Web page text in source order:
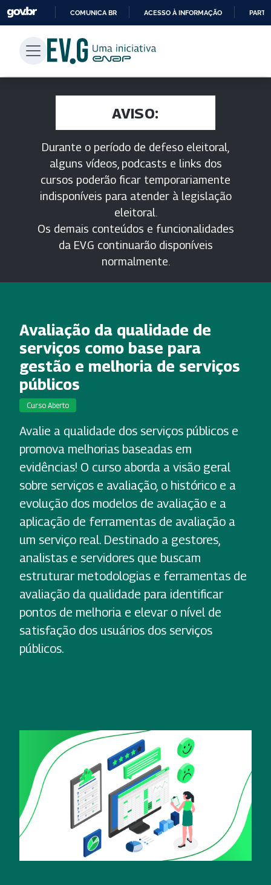
PARA
CONTEÚDO
COMUNICA BR ACESSO À INFORMAÇÃO
AVISO:
Durante o período de defeso eleitoral,
alguns vídeos, podcasts e links dos
cursos poderão ficar temporariamente
indisponíveis para atender à legislação
eleitoral.
Os demais conteúdos e funcionalidades
da EV.G continuarão disponíveis
normalmente.
Avaliação da qualidade de
serviços como base para
gestão e melhoria de serviços
públicos
Curso Aberto
Avalie a qualidade dos serviços públicos e
promova melhorias baseadas em
evidências! O curso aborda a visão geral
sobre serviços e avaliação, o histórico e a
evolução dos modelos de avaliação e a
aplicação de ferramentas de avaliação a
um serviço real. Destinado a gestores,
analistas e servidores que buscam
estruturar metodologias e ferramentas de
avaliação da qualidade para identificar
pontos de melhoria e elevar o nível de
satisfação dos usuários dos serviços
públicos.